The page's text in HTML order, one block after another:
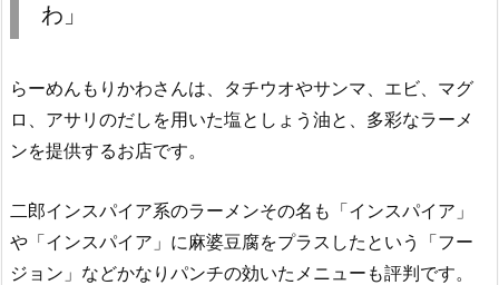
わ」
らーめんもりかわさんは、タチウオやサンマ、エビ、マグ
ロ、アサリのだしを用いた塩としょう油と、多彩なラーメ
ンを提供するお店です。
二郎インスパイア系のラーメンその名も「インスパイア」
や「インスパイア」に麻婆豆腐をプラスしたという「フー
ジョン」などかなりパンチの効いたメニューも評判です。